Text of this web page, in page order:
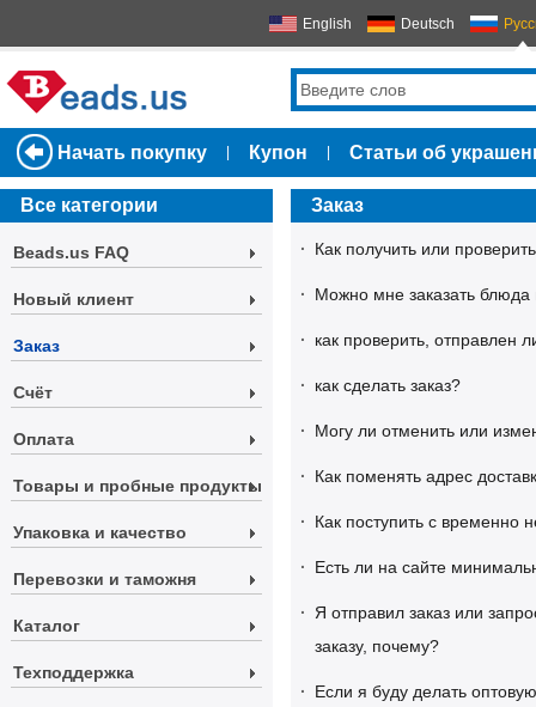
English Deutsch
Начать покупку Купон Статьи об
Все категории
Beads.us FAQ
Новый клиент
Заказ
Счёт
Оплата
Товары и пробные продукты
Упаковка и качество
Перевозки и таможня
Каталог
Техподдержка
Заказ
· Как получить или
· Можно мне заказать блюда
· как проверить, отправлен
· как сделать заказ?
· Могу ли отменить или
· Как поменять адрес
· Как поступить с временно
· Есть ли на сайте
·
Я отправил заказ или
заказу, почему?
· Если я буду делать